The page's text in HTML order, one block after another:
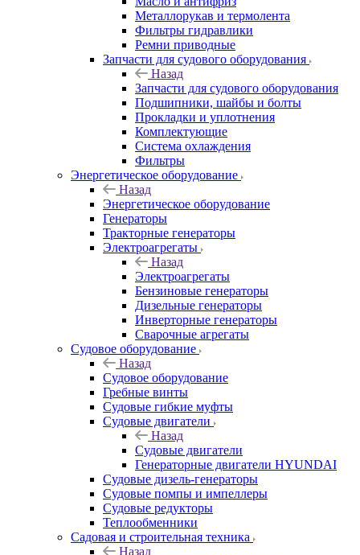
Металлорукав и термолента
Фильтры гидравлики
Ремни приводные
Запчасти для судового оборудования
Назад
Запчасти для судового оборудования
Подшипники, шайбы и болты
Прокладки и уплотнения
Комплектующие
Система охлаждения
Фильтры
Энергетическое оборудование
Назад
Энергетическое оборудование
Генераторы
Тракторные генераторы
Электроагрегаты
Назад
Электроагрегаты
Бензиновые генераторы
Дизельные генераторы
Инверторные генераторы
Сварочные агрегаты
Судовое оборудование
Назад
Судовое оборудование
Гребные винты
Судовые гибкие муфты
Судовые двигатели
Назад
Судовые двигатели
Генераторные двигатели HYUNDAI
Судовые дизель-генераторы
Судовые помпы и импеллеры
Судовые редукторы
Теплообменники
Садовая и строительная техника
Назад